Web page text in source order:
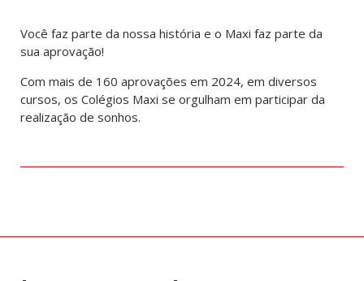
Você faz parte da nossa história e o Maxi faz parte da
sua aprovação!
Com mais de 160 aprovações em 2024, em diversos
cursos, os Colégios Maxi se orgulham em participar da
realização de sonhos.